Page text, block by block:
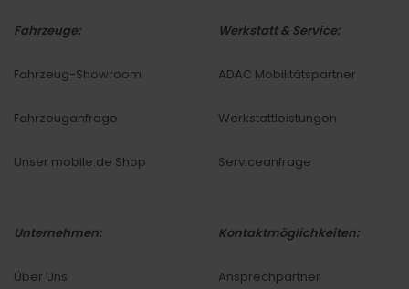
Fahrzeuge:
Fahrzeug-Showroom
Fahrzeuganfrage
Unser mobile.de Shop
Werkstatt & Service:
ADAC Mobilitätspartner
Werkstattleistungen
Serviceanfrage
Unternehmen:
Über Uns
Kontaktmöglichkeiten:
Ansprechpartner